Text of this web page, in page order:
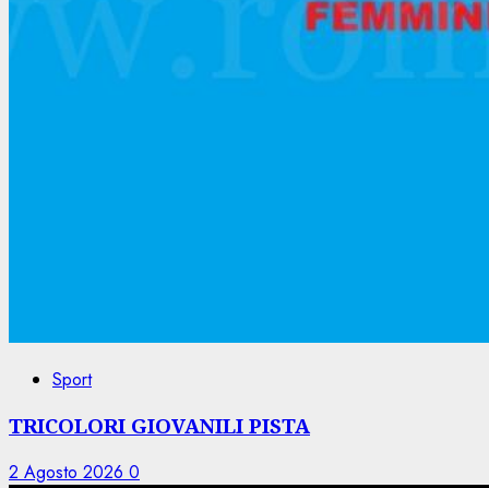
Sport
TRICOLORI GIOVANILI PISTA
2 Agosto 2026 0